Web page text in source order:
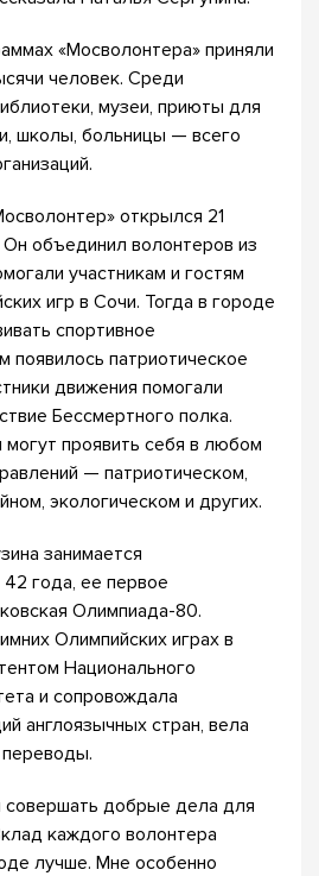
«Мосволонтера» приняли
человек. Среди
музеи, приюты для
школы, больницы — всего
открылся 21
объединил волонтеров из
участникам и гостям
игр в Сочи. Тогда в городе
спортивное
появилось патриотическое
движения помогали
Бессмертного полка.
проявить себя в любом
— патриотическом,
экологическом и других.
занимается
года, ее первое
Олимпиада-80.
Олимпийских играх в
Национального
и сопровождала
англоязычных стран, вела
совершать добрые дела для
каждого волонтера
лучше. Мне особенно